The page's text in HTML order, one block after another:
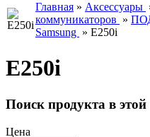
Главная » Аксессуары
коммуникаторов »
Samsung » E250i
E250i
Поиск продукта в этой
Цена